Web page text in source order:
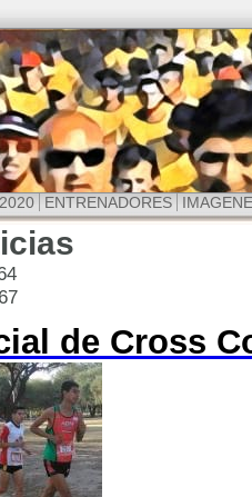
ENTRENADORES
de Cross